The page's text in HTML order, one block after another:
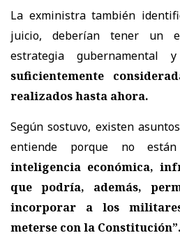
La exministra también
juicio, deberían tener un
estrategia
suficientemente
realizados hasta ahora.
Según sostuvo, existen
entiende porque no están
inteligencia económica,
que podría, además,
incorporar a los
meterse con la Constitución”.